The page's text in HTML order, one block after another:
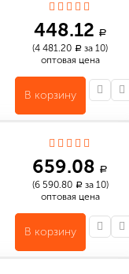
448.12 a
(4 481.20 a за 10)
оптовая цена
В корзину
659.08 a
(6 590.80 aза 10)
оптовая цена
В корзину